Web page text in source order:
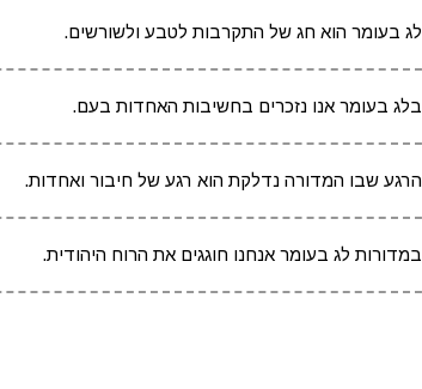
לג בעומר הוא חג של התקרבות לטבע ולשורשים.
בלג בעומר אנו נזכרים בחשיבות האחדות בעם.
הרגע שבו המדורה נדלקת הוא רגע של חיבור ואחדות.
במדורות לג בעומר אנחנו חוגגים את הרוח היהודית.